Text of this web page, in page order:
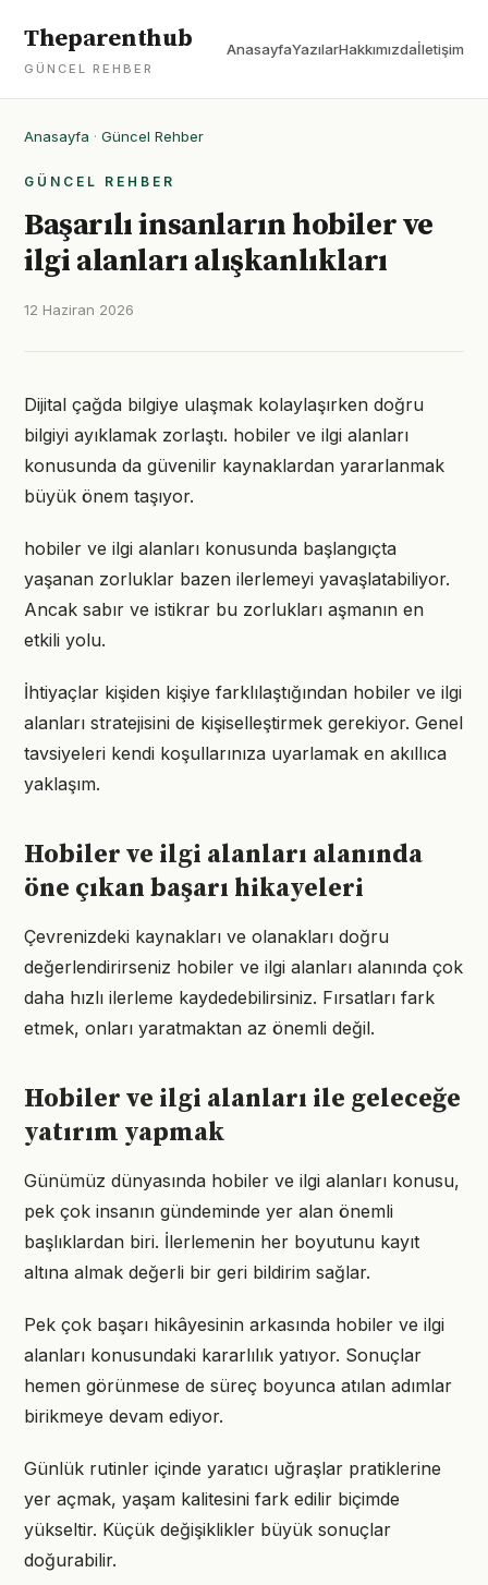
Theparenthub
GÜNCEL REHBER
AnasayfaYazılarHakkımızdaİletişim
Anasayfa · Güncel Rehber
GÜNCEL REHBER
Başarılı insanların hobiler ve
ilgi alanları alışkanlıkları
12 Haziran 2026
Dijital çağda bilgiye ulaşmak kolaylaşırken doğru
bilgiyi ayıklamak zorlaştı. hobiler ve ilgi alanları
konusunda da güvenilir kaynaklardan yararlanmak
büyük önem taşıyor.
hobiler ve ilgi alanları konusunda başlangıçta
yaşanan zorluklar bazen ilerlemeyi yavaşlatabiliyor.
Ancak sabır ve istikrar bu zorlukları aşmanın en
etkili yolu.
İhtiyaçlar kişiden kişiye farklılaştığından hobiler ve ilgi
alanları stratejisini de kişiselleştirmek gerekiyor. Genel
tavsiyeleri kendi koşullarınıza uyarlamak en akıllıca
yaklaşım.
Hobiler ve ilgi alanları alanında
öne çıkan başarı hikayeleri
Çevrenizdeki kaynakları ve olanakları doğru
değerlendirirseniz hobiler ve ilgi alanları alanında çok
daha hızlı ilerleme kaydedebilirsiniz. Fırsatları fark
etmek, onları yaratmaktan az önemli değil.
Hobiler ve ilgi alanları ile geleceğe
yatırım yapmak
Günümüz dünyasında hobiler ve ilgi alanları konusu,
pek çok insanın gündeminde yer alan önemli
başlıklardan biri. İlerlemenin her boyutunu kayıt
altına almak değerli bir geri bildirim sağlar.
Pek çok başarı hikâyesinin arkasında hobiler ve ilgi
alanları konusundaki kararlılık yatıyor. Sonuçlar
hemen görünmese de süreç boyunca atılan adımlar
birikmeye devam ediyor.
Günlük rutinler içinde yaratıcı uğraşlar pratiklerine
yer açmak, yaşam kalitesini fark edilir biçimde
yükseltir. Küçük değişiklikler büyük sonuçlar
doğurabilir.